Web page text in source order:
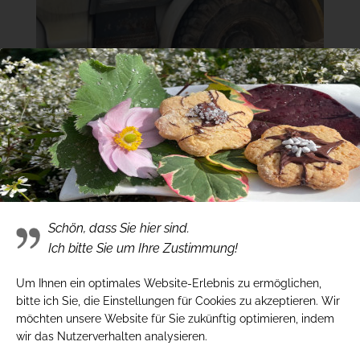
Schön, dass Sie hier sind.
Ich bitte Sie um Ihre Zustimmung!
Um Ihnen ein optimales Website-Erlebnis zu ermöglichen,
bitte ich Sie, die Einstellungen für Cookies zu akzeptieren. Wir
möchten unsere Website für Sie zukünftig optimieren, indem
wir das Nutzerverhalten analysieren.